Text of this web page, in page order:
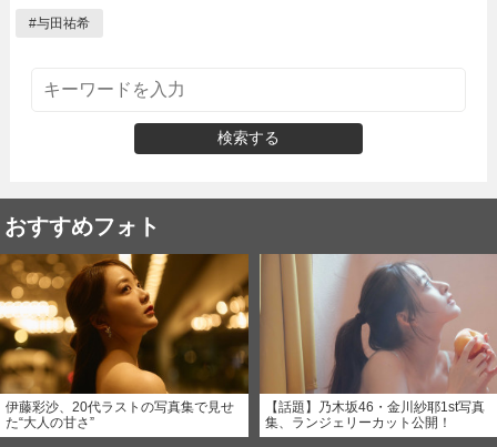
#与田祐希
検索する
おすすめフォト
伊藤彩沙、20代ラストの写真集で見せ
た“大人の甘さ”
【話題】乃木坂46・金川紗耶1st写真
集、ランジェリーカット公開！